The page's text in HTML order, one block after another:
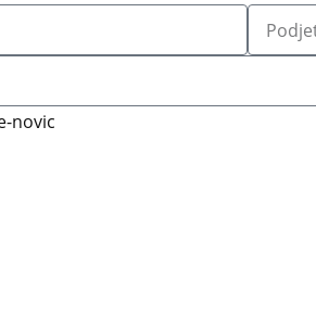
novic